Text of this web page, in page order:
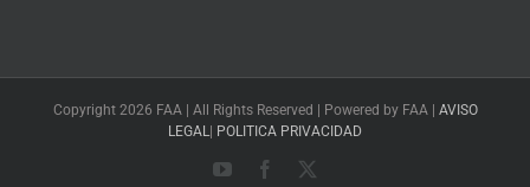
Copyright 2026 FAA | All Rights Reserved | Powered by FAA | AVISO
LEGAL | POLITICA PRIVACIDAD
YouTubeFacebook